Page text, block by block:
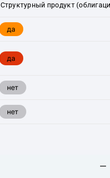
Структурный продукт
да
да
нет
нет